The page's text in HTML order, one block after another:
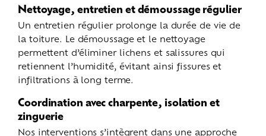
Nettoyage, entretien et démoussage régulier
Un entretien régulier prolonge la durée de vie de
la toiture. Le démoussage et le nettoyage
permettent d’éliminer lichens et salissures qui
retiennent l’humidité, évitant ainsi fissures et
infiltrations à long terme.
Coordination avec charpente, isolation et
zinguerie
Nos interventions s’intègrent dans une approche